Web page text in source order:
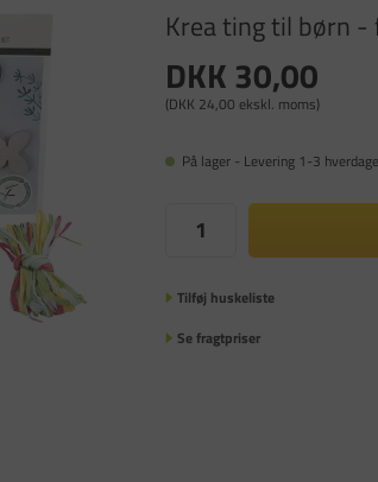
Krea ting til børn -
DKK 30,00
(DKK 24,00 ekskl. moms)
På lager - Levering 1-3 hverdage
Tilføj huskeliste
Se fragtpriser